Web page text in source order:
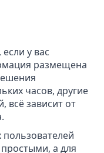
у вас
размещена
часов, другие
всё зависит от
а для